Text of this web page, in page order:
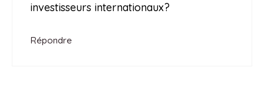
investisseurs internationaux?
Répondre